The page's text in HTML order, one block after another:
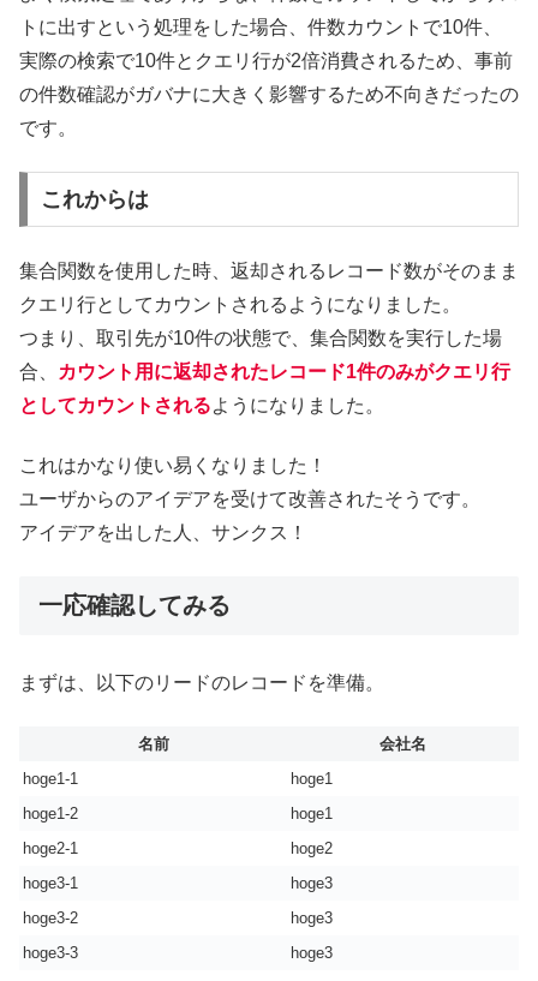
トに出すという処理をした場合、件数カウントで10件、
実際の検索で10件とクエリ行が2倍消費されるため、事前
の件数確認がガバナに大きく影響するため不向きだったの
です。
これからは
集合関数を使用した時、返却されるレコード数がそのまま
クエリ行としてカウントされるようになりました。
つまり、取引先が10件の状態で、集合関数を実行した場
合、
カウント用に返却されたレコード1件のみがクエリ行
としてカウントされるようになりました。
これはかなり使い易くなりました！
ユーザからのアイデアを受けて改善されたそうです。
アイデアを出した人、サンクス！
一応確認してみる
まずは、以下のリードのレコードを準備。
名前
会社名
hoge1-1
hoge1
hoge1-2
hoge1
hoge2-1
hoge2
hoge3-1
hoge3
hoge3-2
hoge3
hoge3-3
hoge3